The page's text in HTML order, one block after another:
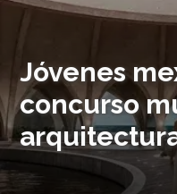
Jóvenes
concurso